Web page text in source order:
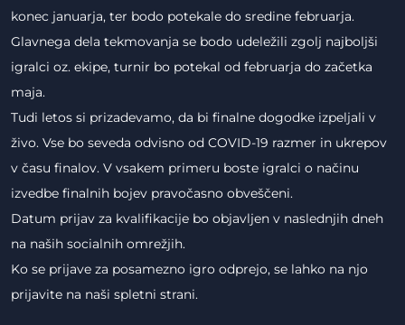
konec januarja, ter bodo potekale do sredine februarja.
Glavnega dela tekmovanja se bodo udeležili zgolj najboljši
igralci oz. ekipe, turnir bo potekal od februarja do začetka
maja.
Tudi letos si prizadevamo, da bi finalne dogodke izpeljali v
živo. Vse bo seveda odvisno od COVID-19 razmer in ukrepov
v času finalov. V vsakem primeru boste igralci o načinu
izvedbe finalnih bojev pravočasno obveščeni.
Datum prijav za kvalifikacije bo objavljen v naslednjih dneh
na naših socialnih omrežjih.
Ko se prijave za posamezno igro odprejo, se lahko na njo
prijavite na naši spletni strani.